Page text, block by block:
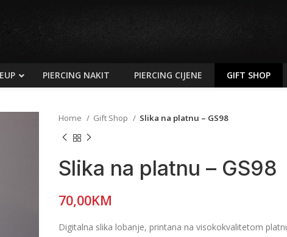
PIERCING NAKIT PIERCING CIJENE GIFT SHOP
Home Gift Shop Slika na platnu – GS98
Slika na platnu – GS98
70,00KM
Digitalna slika lobanje, printana na visokokvalitetom